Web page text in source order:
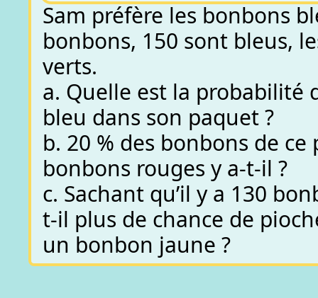
Sam préfère les bonbons
bonbons, 150 sont bleus,
verts.
a. Quelle est la probabilité
bleu dans son paquet ?
b. 20 % des bonbons de
bonbons rouges y a-t-il ?
c. Sachant qu’il y a 130
t-il plus de chance de
un bonbon jaune ?